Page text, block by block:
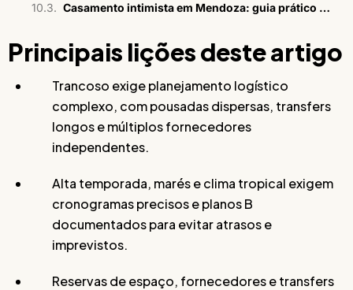
Casamento intimista em Mendoza: guia prático e estratégico
Principais lições deste artigo
Trancoso exige planejamento logístico
complexo, com pousadas dispersas, transfers
longos e múltiplos fornecedores
independentes.
Alta temporada, marés e clima tropical exigem
cronogramas precisos e planos B
documentados para evitar atrasos e
imprevistos.
Reservas de espaço, fornecedores e transfers